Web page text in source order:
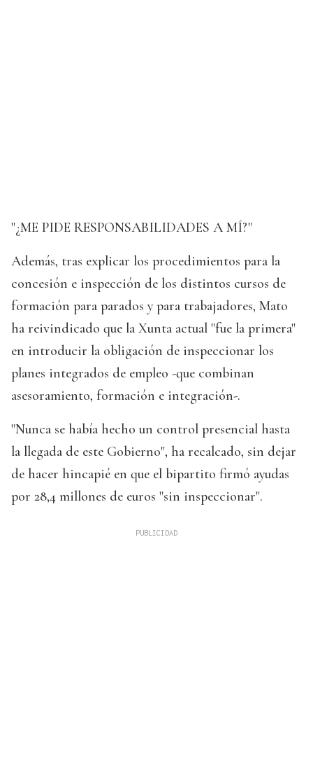
"¿ME PIDE RESPONSABILIDADES A MÍ?"
Además, tras explicar los procedimientos para la
concesión e inspección de los distintos cursos de
formación para parados y para trabajadores, Mato
ha reivindicado que la Xunta actual "fue la primera"
en introducir la obligación de inspeccionar los
planes integrados de empleo -que combinan
asesoramiento, formación e integración-.
"Nunca se había hecho un control presencial hasta
la llegada de este Gobierno", ha recalcado, sin dejar
de hacer hincapié en que el bipartito firmó ayudas
por 28,4 millones de euros "sin inspeccionar".